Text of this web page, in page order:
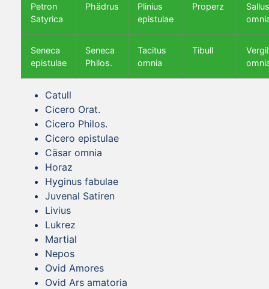
Petron
Satyrica
Phädrus
Plinius
epistulae
Properz
Seneca
epistulae
Seneca
Philos.
Tacitus
omnia
Tibull
Vergil
Catull
Cicero Orat.
Cicero Philos.
Cicero epistulae
Cäsar omnia
Horaz
Hyginus fabulae
Juvenal Satiren
Livius
Lukrez
Martial
Nepos
Ovid Amores
Ovid Ars amatoria